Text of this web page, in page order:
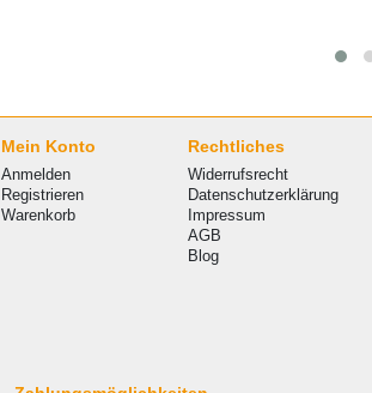
Mein Konto
Anmelden
Registrieren
Warenkorb
Rechtliches
Widerrufsrecht
Datenschutzerklärung
Impressum
AGB
Blog